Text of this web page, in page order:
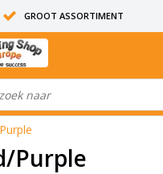
GROOT ASSORTIMENT
14 DAGEN RETOUR RECHT
BOWLINGBALLEN ZIJN ONGEBOORD
Purple